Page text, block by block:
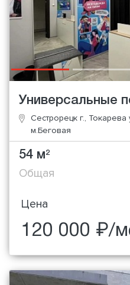
Универсальные
Сестрорецк г., Токарева
м.Беговая
54 м2
Общая
Цена
120 000 ₽/